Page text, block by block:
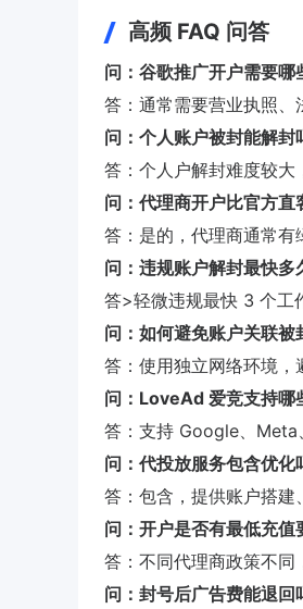
高频 FAQ 问答
问：谷歌推广开户需要哪
答：通常需要营业执照
问：个人账户被封能解封
答：个人户解封难度较大
问：代理商开户比官方直
答：是的，代理商通常有
问：违规账户解封最快多
答>轻微违规最快 3 个工
问：如何避免账户关联被
答：使用独立网络环境，
问：LoveAd 爱竞支持哪
答：支持 Google、Meta
问：代投放服务包含优化
答：包含，提供账户搭建
问：开户是否有最低充值
答：不同代理商政策不同
问：封号后广告费能退回